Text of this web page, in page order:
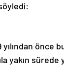
önce
yakın sürede